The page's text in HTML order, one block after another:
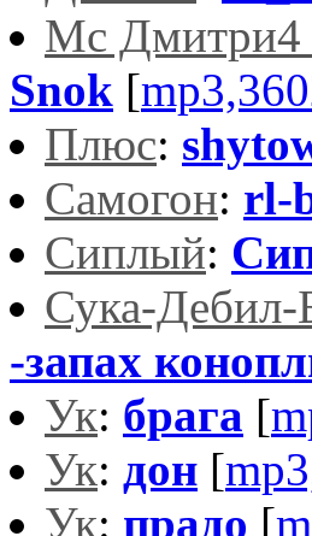
Мс Дмитри4
Snok [
Плюс:
Самогон: rl-
Сиплый:
Сука-Дебил-
-запах
Ук: брага [
Ук: дон [
Ук: прадо [